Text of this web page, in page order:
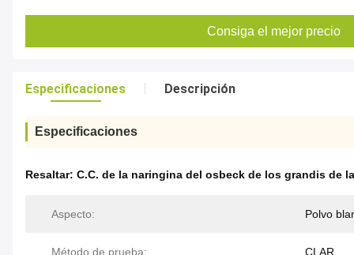
Consiga el mejor precio
Especificaciones Descripción
Especificaciones
Resaltar: C.C. de la naringina del osbeck de los grandis de
Aspecto: Polvo
Método de prueba: CLAR